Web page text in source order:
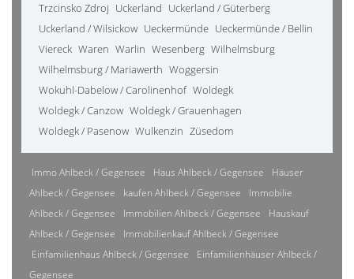
Trzcinsko Zdroj Uckerland Uckerland / Güterberg
Uckerland / Wilsickow Ueckermünde Ueckermünde / Bellin
Viereck Waren Warlin Wesenberg Wilhelmsburg
Wilhelmsburg / Mariawerth Woggersin
Wokuhl-Dabelow / Carolinenhof Woldegk
Woldegk / Canzow Woldegk / Grauenhagen
Woldegk / Pasenow Wulkenzin Züsedom
Immo Ahlbeck / Gegensee Haus Ahlbeck / Gegensee
Häuser
Ahlbeck / Gegensee
kaufen Ahlbeck / Gegensee
Immobilie
Ahlbeck / Gegensee
Immobilien Ahlbeck / Gegensee
Hauskauf
Ahlbeck / Gegensee
Immobilienkauf Ahlbeck / Gegensee
Einfamilienhaus Ahlbeck / Gegensee
Einfamilienhäuser Ahlbeck /
Gegensee